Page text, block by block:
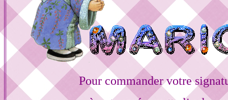
Pour commander votre